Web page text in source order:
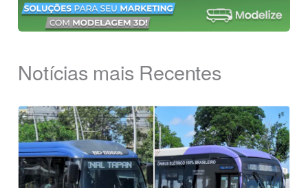
Notícias mais Recentes